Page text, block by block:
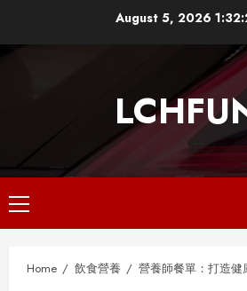
August 5, 2026
Primary
Menu
Home 飲食營養 營養師餐單：打造